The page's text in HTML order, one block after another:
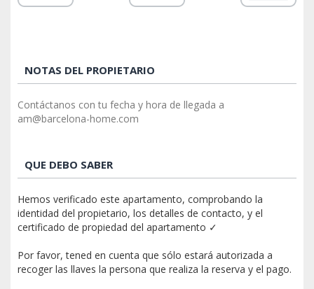
NOTAS DEL PROPIETARIO
Contáctanos con tu fecha y hora de llegada a
am@barcelona-home.com
QUE DEBO SABER
Hemos verificado este apartamento, comprobando la
identidad del propietario, los detalles de contacto, y el
certificado de propiedad del apartamento ✓
Por favor, tened en cuenta que sólo estará autorizada a
recoger las llaves la persona que realiza la reserva y el pago.